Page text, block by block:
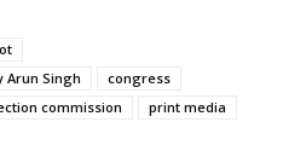
Arun Singh
congress
commission print media